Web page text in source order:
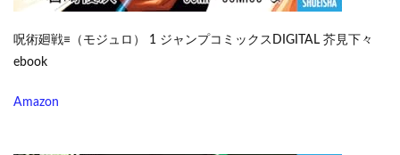
呪術廻戦≡（モジュロ） 1 ジャンプコミックスDIGITAL 芥見下々
ebook
Amazon